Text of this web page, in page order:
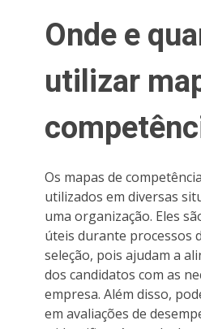
Onde e
utilizar
Os mapas de
utilizados em diversas
uma organização. Eles
úteis durante processos
seleção, pois ajudam a
dos candidatos com as
empresa. Além disso,
em avaliações de